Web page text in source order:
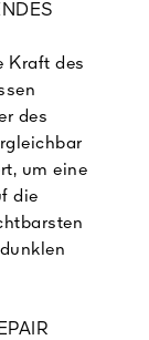
Kraft des
des
um eine
die